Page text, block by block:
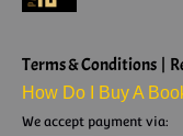
Terms & Conditions |
How Do I Buy A
We accept payment via: